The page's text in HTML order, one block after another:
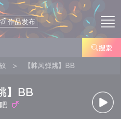
作品发布
搜索
> 【韩风弹跳】BB
】BB